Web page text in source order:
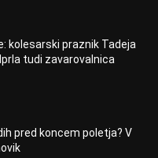
kolesarski praznik Tadeja
tudi zavarovalnica
pred koncem poletja? V